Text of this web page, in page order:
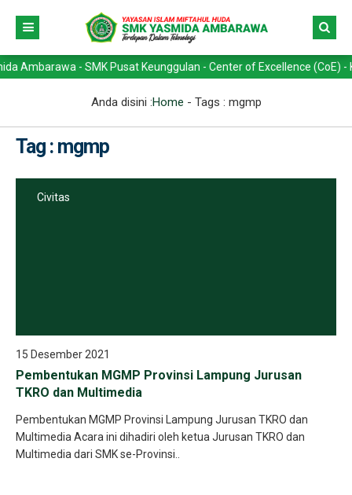
- SMK Pusat Keunggulan - Center of Excellence (CoE) -
Anda disini :Home - Tags : mgmp
Tag : mgmp
Civitas
15 Desember 2021
Pembentukan MGMP Provinsi Lampung Jurusan
TKRO dan Multimedia
Pembentukan MGMP Provinsi Lampung Jurusan TKRO dan
Multimedia Acara ini dihadiri oleh ketua Jurusan TKRO dan
Multimedia dari SMK se-Provinsi..